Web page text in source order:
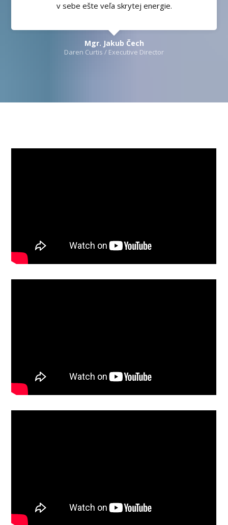
v sebe ešte veľa skrytej energie.
Mgr. Jakub Čech
Daren Curtis / Executive Director